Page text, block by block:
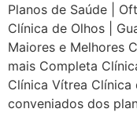
Planos de Saúde |
Clínica de Olhos |
Maiores e Melhores
mais Completa
Clínica Vítrea Clínica
conveniados dos